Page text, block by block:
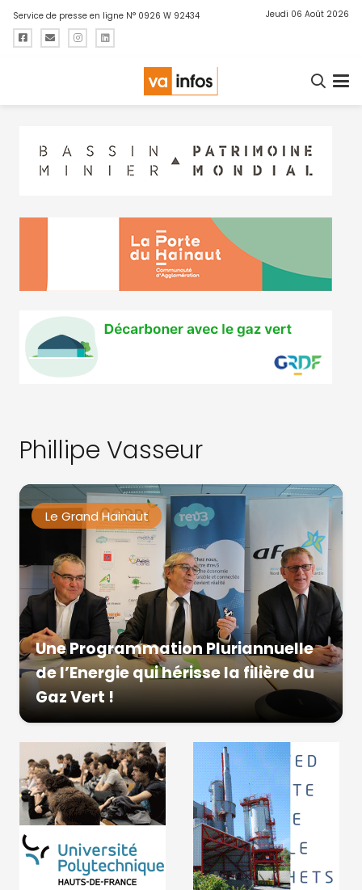
Service de presse en ligne N° 0926 W 92434 Jeudi 06 Août 2026
Phillipe Vasseur
Le Grand Hainaut
Une Programmation Pluriannuelle
de l’Energie qui hérisse la filière du
Gaz Vert !